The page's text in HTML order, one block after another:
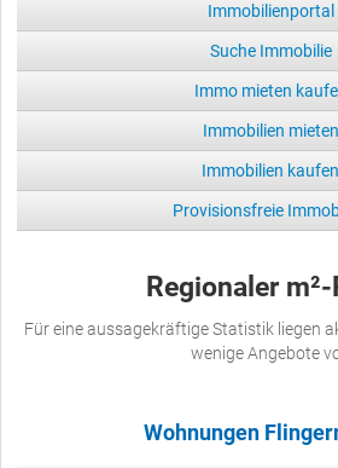
Immobilienportal
Suche Immobilie
Immo mieten
Immobilien mieten
Immobilien kaufen
Provisionsfreie
Regionaler
Für eine aussagekräftige Statistik liegen
wenige Angebote
Wohnungen